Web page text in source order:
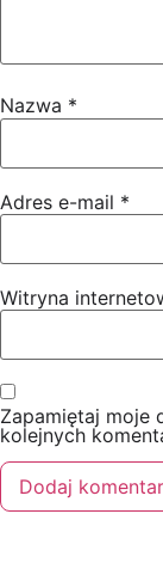
Nazwa *
Adres e-mail *
Witryna
Zapamiętaj moje
kolejnych